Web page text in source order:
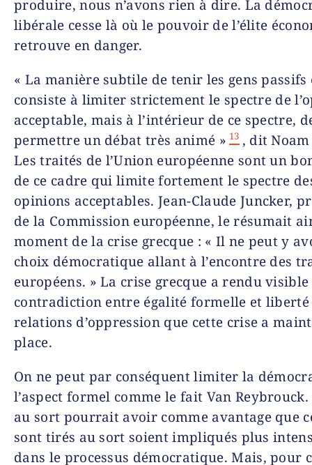
produire, nous n’avons rien à dire. La
libérale cesse là où le pouvoir de l’élite
retrouve en danger.
« La manière subtile de tenir les gens passifs
consiste à limiter strictement le spectre de
acceptable, mais à l’intérieur de ce spectre,
permettre un débat très animé » 13 , dit
Les traités de l’Union européenne sont un
de ce cadre qui limite fortement le spectre
opinions acceptables. Jean-Claude Juncker,
de la Commission européenne, le résumait
moment de la crise grecque : « Il ne peut y
choix démocratique allant à l’encontre des
européens. » La crise grecque a rendu
contradiction entre égalité formelle et liberté
relations d’oppression que cette crise a
place.
On ne peut par conséquent limiter la
l’aspect formel comme le fait Van
au sort pourrait avoir comme avantage que
sont tirés au sort soient impliqués plus
dans le processus démocratique. Mais, pour